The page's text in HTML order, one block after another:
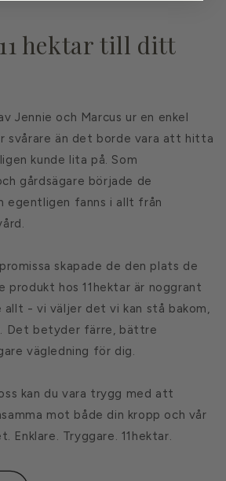
hektar till ditt
Jennie och Marcus ur en enkel
svårare än det borde vara att hitta
kunde lita på. Som
gårdsägare började de
egentligen fanns i allt från
skapade de den plats de
produkt hos 11hektar är noggrant
allt - vi väljer det vi kan stå bakom,
Det betyder färre, bättre
vägledning för dig.
kan du vara trygg med att
mot både din kropp och vår
Enklare. Tryggare. 11hektar.